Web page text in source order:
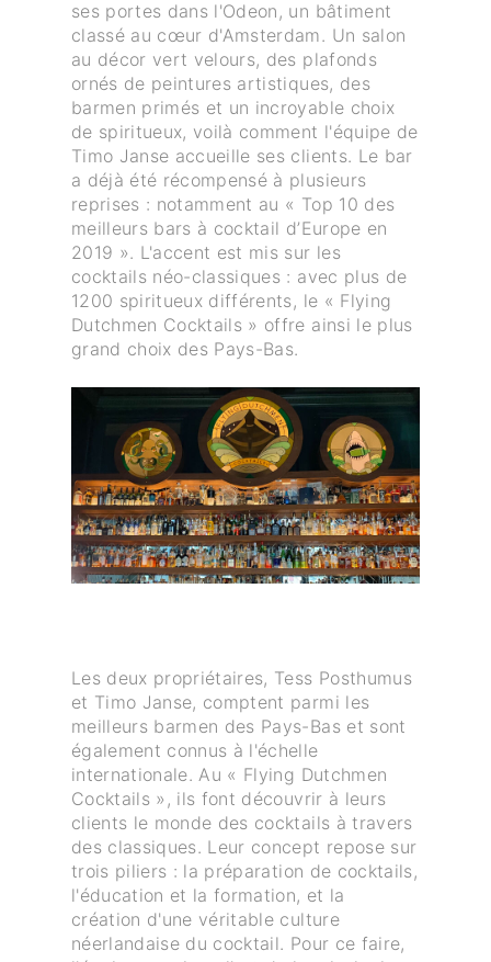
ses portes dans l'Odeon, un bâtiment
classé au cœur d'Amsterdam. Un salon
au décor vert velours, des plafonds
ornés de peintures artistiques, des
barmen primés et un incroyable choix
de spiritueux, voilà comment l'équipe de
Timo Janse accueille ses clients. Le bar
a déjà été récompensé à plusieurs
reprises : notamment au « Top 10 des
meilleurs bars à cocktail d’Europe en
2019 ». L'accent est mis sur les
cocktails néo-classiques : avec plus de
1200 spiritueux différents, le « Flying
Dutchmen Cocktails » offre ainsi le plus
grand choix des Pays-Bas.
Les deux propriétaires, Tess Posthumus
et Timo Janse, comptent parmi les
meilleurs barmen des Pays-Bas et sont
également connus à l'échelle
internationale. Au « Flying Dutchmen
Cocktails », ils font découvrir à leurs
clients le monde des cocktails à travers
des classiques. Leur concept repose sur
trois piliers : la préparation de cocktails,
l'éducation et la formation, et la
création d'une véritable culture
néerlandaise du cocktail. Pour ce faire,